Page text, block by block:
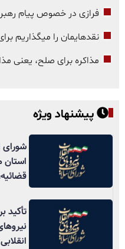
فرازی در خصوص پیام
نقدهایمان را میگذاریم
مذاکره برای صلح، یعنی
پیشنهاد ویژه
شورای
استان
تأکید